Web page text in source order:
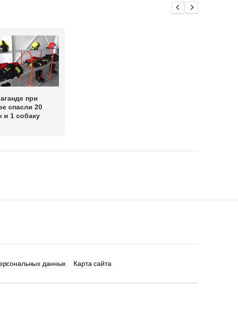
при
спасли 20
и 1 собаку
данных Карта сайта